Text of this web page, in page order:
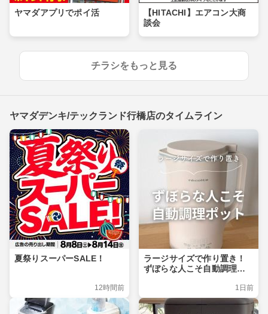
ヤマダアプリでポイ活
【HITACHI】エアコン大商
談会
チラシをもっと見る
ヤマダデンキ/テックランド行橋店のタイムライン
夏祭りスーパーSALE！
12時間前
ラージサイズで作り置き！
ずぼらな人こそ自動調理ポ
1日前